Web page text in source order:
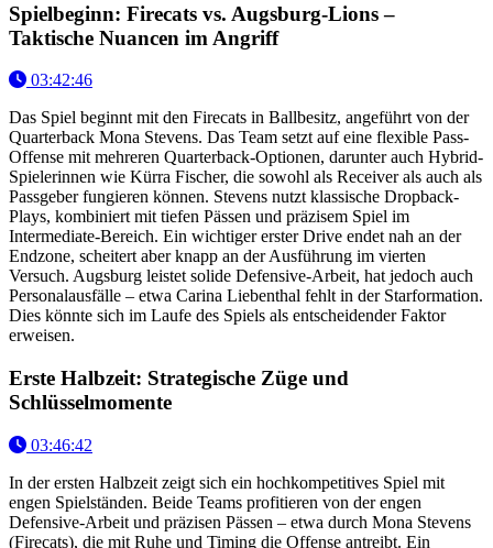
Spielbeginn: Firecats vs. Augsburg-Lions –
Taktische Nuancen im Angriff
03:42:46
Das Spiel beginnt mit den Firecats in Ballbesitz, angeführt von der
Quarterback Mona Stevens. Das Team setzt auf eine flexible Pass-
Offense mit mehreren Quarterback-Optionen, darunter auch Hybrid-
Spielerinnen wie Kürra Fischer, die sowohl als Receiver als auch als
Passgeber fungieren können. Stevens nutzt klassische Dropback-
Plays, kombiniert mit tiefen Pässen und präzisem Spiel im
Intermediate-Bereich. Ein wichtiger erster Drive endet nah an der
Endzone, scheitert aber knapp an der Ausführung im vierten
Versuch. Augsburg leistet solide Defensive-Arbeit, hat jedoch auch
Personalausfälle – etwa Carina Liebenthal fehlt in der Starformation.
Dies könnte sich im Laufe des Spiels als entscheidender Faktor
erweisen.
Erste Halbzeit: Strategische Züge und
Schlüsselmomente
03:46:42
In der ersten Halbzeit zeigt sich ein hochkompetitives Spiel mit
engen Spielständen. Beide Teams profitieren von der engen
Defensive-Arbeit und präzisen Pässen – etwa durch Mona Stevens
(Firecats), die mit Ruhe und Timing die Offense antreibt. Ein